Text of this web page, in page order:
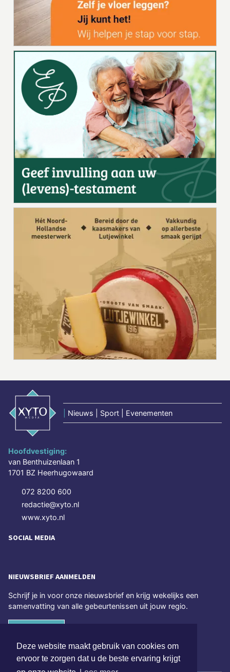
Deze website maakt gebruik van cookies om
ervoor te zorgen dat u de beste ervaring krijgt
Nieuws | Sport | Evenementen
Hoofdvestiging:
van Benthuizenlaan 1
1701 BZ Heerhugowaard
072 8200 600
redactie@xyto.nl
www.xyto.nl
SOCIAL MEDIA
NIEUWSBRIEF AANMELDEN
Schrijf je in voor onze nieuwsbrief en krijg wekelijks een
samenvatting van alle gebeurtenissen uit jouw regio.
ONLINE DAGBLADEN